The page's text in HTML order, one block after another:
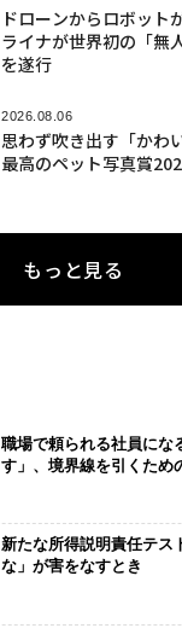
ドローンからロボット
ライナが世界初の「無
を遂行
2026.08.06
思わず吹き出す「かわ
最高のペット写真賞
もっと見る
職場で頼られる社員にな
す」、境界線を引くため
新たな所得説明責任テス
な」が害をなすとき